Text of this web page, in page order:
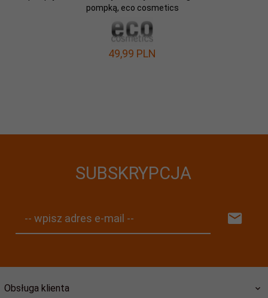
pompką, eco cosmetics
49,99 PLN
SUBSKRYPCJA
-- wpisz adres e-mail --
Obsługa klienta